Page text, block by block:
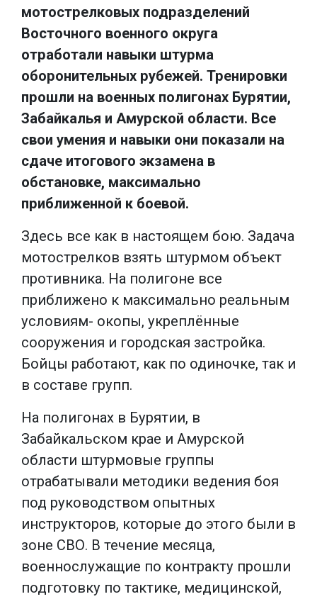
мотострелковых подразделений
Восточного военного округа
отработали навыки штурма
оборонительных рубежей. Тренировки
прошли на военных полигонах Бурятии,
Забайкалья и Амурской области. Все
свои умения и навыки они показали на
сдаче итогового экзамена в
обстановке, максимально
приближенной к боевой.
Здесь все как в настоящем бою. Задача
мотострелков взять штурмом объект
противника. На полигоне все
приближено к максимально реальным
условиям- окопы, укреплённые
сооружения и городская застройка.
Бойцы работают, как по одиночке, так и
в составе групп.
На полигонах в Бурятии, в
Забайкальском крае и Амурской
области штурмовые группы
отрабатывали методики ведения боя
под руководством опытных
инструкторов, которые до этого были в
зоне СВО. В течение месяца,
военнослужащие по контракту прошли
подготовку по тактике, медицинской,